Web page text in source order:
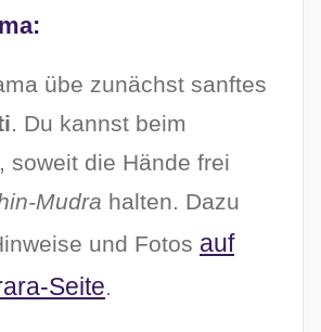
übe zunächst sanftes
. Du kannst beim
soweit die Hände frei
Mudra halten. Dazu
und Fotos auf
Seite.